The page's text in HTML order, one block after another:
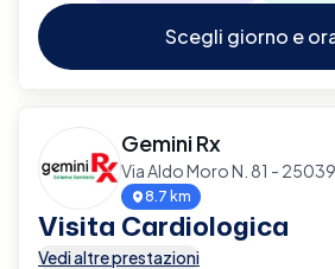
Scegli giorno e
Gemini Rx
Via Aldo Moro N. 81 -
8.7 km
Visita Cardiologica
Vedi altre prestazioni